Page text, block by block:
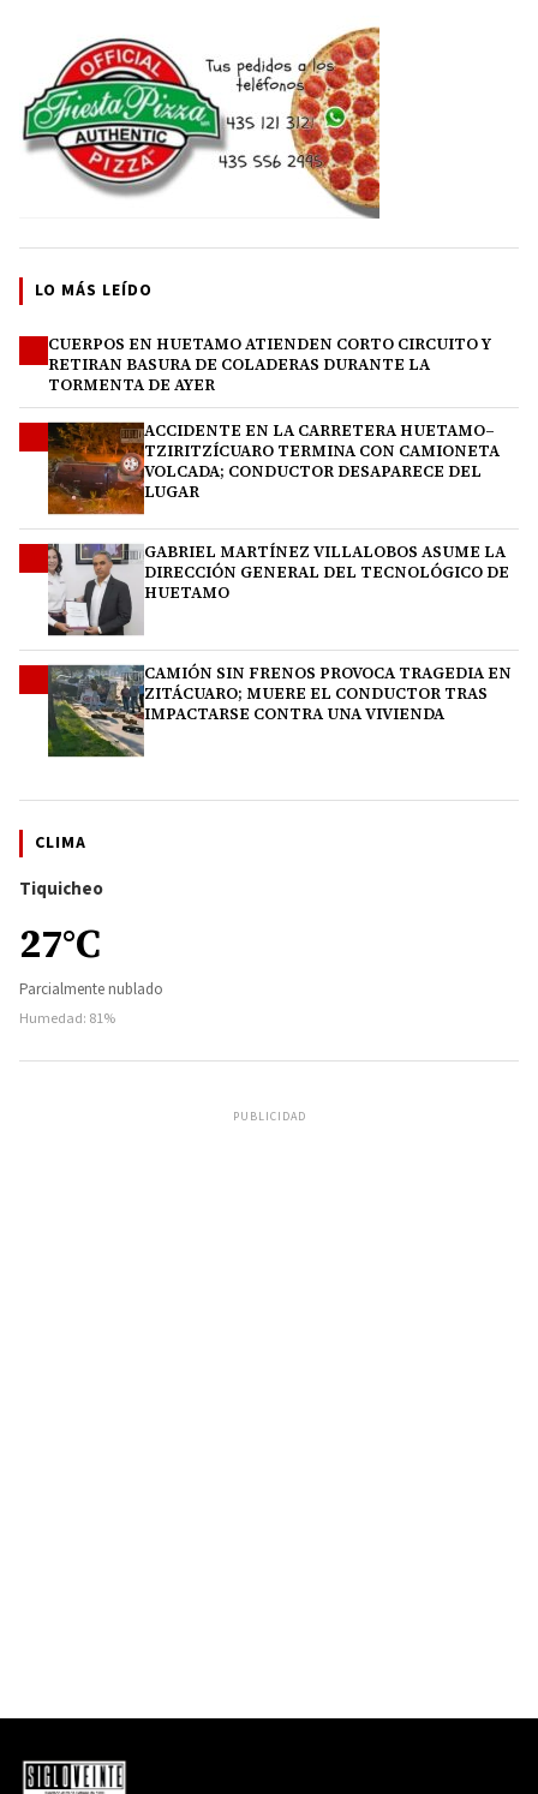
LO MÁS LEÍDO
CUERPOS EN HUETAMO ATIENDEN CORTO CIRCUITO Y
RETIRAN BASURA DE COLADERAS DURANTE LA
TORMENTA DE AYER
ACCIDENTE EN LA CARRETERA HUETAMO–
TZIRITZÍCUARO TERMINA CON CAMIONETA
VOLCADA; CONDUCTOR DESAPARECE DEL
LUGAR
GABRIEL MARTÍNEZ VILLALOBOS ASUME LA
DIRECCIÓN GENERAL DEL TECNOLÓGICO DE
HUETAMO
CAMIÓN SIN FRENOS PROVOCA TRAGEDIA EN
ZITÁCUARO; MUERE EL CONDUCTOR TRAS
IMPACTARSE CONTRA UNA VIVIENDA
CLIMA
Tiquicheo
27°C
Parcialmente nublado
Humedad: 81%
PUBLICIDAD